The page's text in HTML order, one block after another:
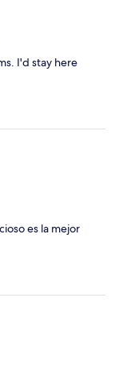
I'd stay here
es la mejor